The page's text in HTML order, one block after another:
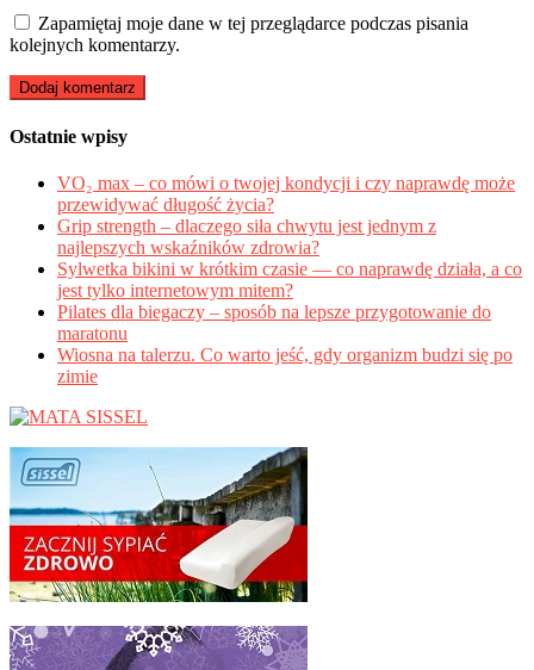
Zapamiętaj moje dane w tej przeglądarce podczas pisania
kolejnych komentarzy.
Ostatnie wpisy
VO₂ max – co mówi o twojej kondycji i czy naprawdę może
przewidywać długość życia?
Grip strength – dlaczego siła chwytu jest jednym z
najlepszych wskaźników zdrowia?
Sylwetka bikini w krótkim czasie — co naprawdę działa, a co
jest tylko internetowym mitem?
Pilates dla biegaczy – sposób na lepsze przygotowanie do
maratonu
Wiosna na talerzu. Co warto jeść, gdy organizm budzi się po
zimie